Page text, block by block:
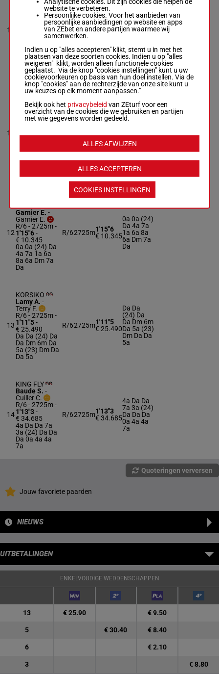
10
Houyvet S.-
Houyvet S.
R/6 - 2725m-
4a 6a (24) 8a
5a 0a 8a 2a
2a 8a 1a 8a
R/6 2725m1'14"1
€ 26.700
4a 6a (24)
8a 5a 0a
8a 2a 2a
11
KSAR
D'ESSARTS
Lagadeuc F.-
Lagadeuc R.
1'12"5-
8a (24) 1a 3a
€ 30.250
8a (24) 1a
4a (23) 8a
1a Da
12
Garnier E. -
Garnier E.
R/6 - 2725m-
1'15"6-
€ 10.345
0a 0a (24) Da
4a 7a 1a 6a
8a 6a Dm 7a
Da
R/62725m1'15"6
€ 10.345
0a 0a (24)
Da 4a 7a
1a 6a 8a
6a Dm 7a
Da
13
KORSIKO
Lamy A. -
Terry F.
R/6 - 2725m-
1'11"5-
€ 25.490
Da Da (24) Da
Da Dm 6m Da
5a (23) Dm Da
Da 5a
R/62725m1'11"5
€ 25.490
Da Da
(24) Da
Da Dm 6m
Da 5a (23)
Dm Da Da
5a
14
KING FLY
Baude S. -
Cuiller C.
R/6 - 2725m-
1'13"3-
€ 34.685
4a Da Da 7a
3a (24) Da Da
Da 0a 4a 4a
7a
R/62725m1'13"3
€ 34.685
4a Da Da
7a 3a (24)
Da Da Da
0a 4a 4a
7a
Quoteringen verversen
Jouw favoriete paarden
NIEUWS
UITBETALINGEN
ENKELVOUDIGE WEDDENSCHAPPEN
13 € 25.90 € 9.50
5 € 30.40 € 8.40
6 € 2.10
3 € 8.80
website te verbeteren.
Persoonlijke cookies. Voor het aanbieden van
persoonlijke aanbiedingen op website en apps
van ZEbet en andere partijen waarmee wij
samenwerken.
Indien u op "alles accepteren" klikt, stemt u in met het
plaatsen van deze soorten cookies. Indien u op "alles
weigeren" klikt, worden alleen functionele cookies
geplaatst. Via de knop "cookies instellingen" kunt u uw
cookievoorkeuren op basis van hun doel instellen. Via de
knop "cookies" aan de rechterzijde van onze site kunt u
uw keuzes op elk moment aanpassen."
Bekijk ook het privacybeleid van ZEturf voor een
overzicht van de cookies die we gebruiken en partijen
met wie gegevens worden gedeeld.
ALLES ACCEPTEREN
ALLES AFWIJZEN
COOKIES INSTELLINGEN